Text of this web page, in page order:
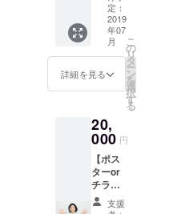
「agora
」で開
ベント
の先行
LINE＠
にてさ
せてい
ただき
ます！
(学生限
定)
のロゴ
ステッ
カーを
お届け
させて
いただ
の回り
のもの
に貼っ
てお使
いくだ
さい
(^^) ・
年9月30
日ま
で】 ・
清水か
ら「電
話で」
(電話or
メール
・
Facebo
okサ
ポー
演会・
ワーク
ショッ
プをさ
せてい
ただき
ま
費・宿
泊費は
別途と
なりま
す。 ▼
注意 ・
内容、
定：
2019
年07
月
詳細を見る
こ
の
リ
タ
ー
ン
を
選
択
す
る
20,
000 円
【ポス
ターor
チラシ
のデザ
イ 支援